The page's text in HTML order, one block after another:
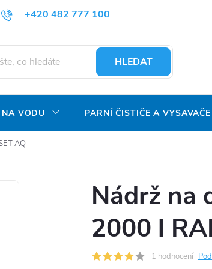
+420 482 777 100
objednavky@agroaquapro.cz
DOPRAVA A PLATBA
HLEDAT
VODU PARNÍ ČISTIČE A VYSAVAČE
AQ
Nádrž na
2000 l
1 hodnocení